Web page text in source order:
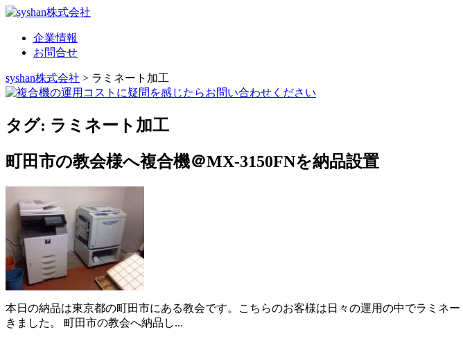
企業情報
お問合せ
syshan株式会社 > ラミネート加工
タグ: ラミネート加工
町田市の教会様へ複合機＠MX-3150FNを納品設置
本日の納品は東京都の町田市にある教会です。こちらのお客様は日々の運用の中でラミネ
きました。 町田市の教会へ納品し...